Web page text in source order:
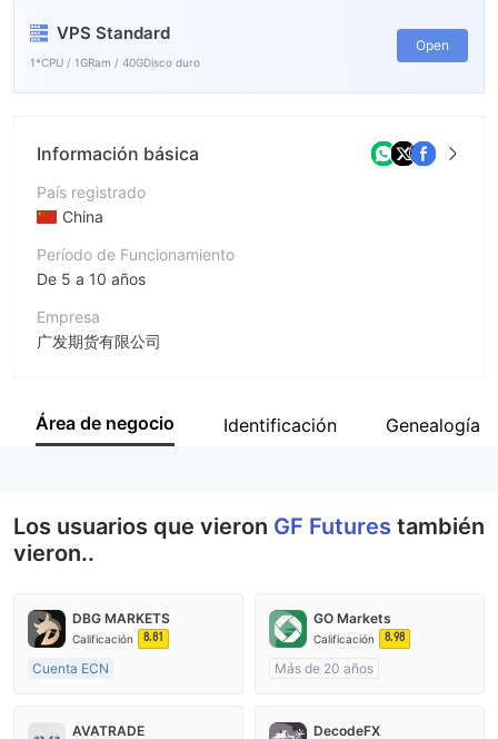
VPS Standard
1*CPU / 1GRam / 40GDisco duro
Open
Información básica
País registrado
China
Período de Funcionamiento
De 5 a 10 años
Empresa
广发期货有限公司
Empleado de la empresa
Área de negocio Identificación Genealogía
Los usuarios que vieron GF Futures también
vieron..
DBG MARKETS
Calificación 8.81
Cuenta ECN
GO Markets
Calificación 8.98
Más de 20 años
AVATRADE DecodeFX